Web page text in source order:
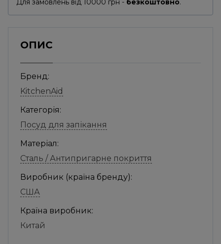
Для замовлень від 10000 грн - безкоштовно.
ОПИС
Бренд:
KitchenAid
Категорія:
Посуд для запікання
Матеріал:
Сталь / Антипригарне покриття
Виробник (країна бренду):
США
Країна виробник:
Китай